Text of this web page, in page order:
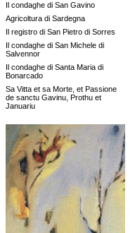
Il condaghe di San Gavino
Agricoltura di Sardegna
Il registro di San Pietro di Sorres
Il condaghe di San Michele di
Salvennor
Il condaghe di Santa Maria di
Bonarcado
Sa Vitta et sa Morte, et Passione
de sanctu Gavinu, Prothu et
Januariu